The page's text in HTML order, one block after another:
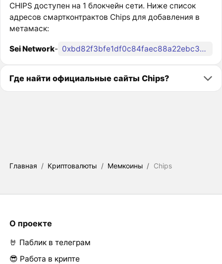
CHIPS доступен на 1 блокчейн сети. Ниже список
адресов смартконтрактов Chips для добавления в
метамаск:
Sei Network- 0xbd82f3bfe1df0c84faec88a22ebc34c9a86595dc
Где найти официальные сайты Chips?
Главная / Криптовалюты / Мемкоины / Chips
О проекте
🤘 Паблик в телеграм
😎 Работа в крипте